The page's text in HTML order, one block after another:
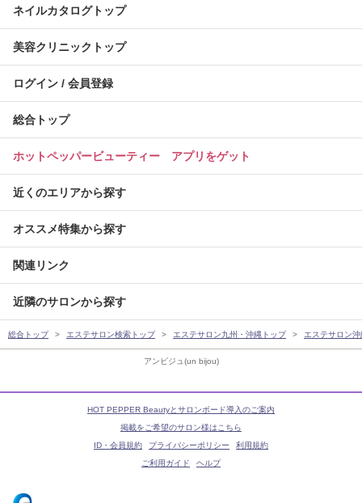
アンビジュ(un bijou)
ネイルカタログトップ
美容クリニックトップ
ログイン / 会員登録
総合トップ
ホットペッパービューティー アプリをゲット
近くのエリアから探す
オススメ特集から探す
関連リンク
近隣のサロンから探す
総合トップ エステサロン検索トップ エステサロン九州・沖縄トップ エステサロン
HOT PEPPER Beautyとサロンボード導入のご案内
掲載をご希望のサロン様はこちら
ID・会員規約
プライバシーポリシー
利用規約
ご利用ガイド
ヘルプ